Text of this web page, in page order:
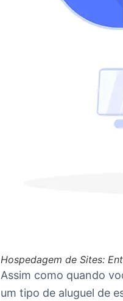
Hospedagem de Sites:
Assim como quando
um tipo de aluguel de